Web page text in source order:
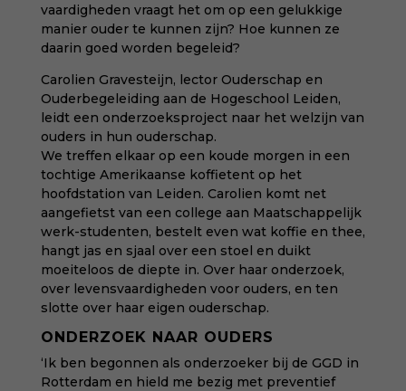
vaardigheden vraagt het om op een gelukkige
manier ouder te kunnen zijn? Hoe kunnen ze
daarin goed worden begeleid?
Carolien Gravesteijn, lector Ouderschap en
Ouderbegeleiding aan de Hogeschool Leiden,
leidt een onderzoeksproject naar het welzijn van
ouders in hun ouderschap.
We treffen elkaar op een koude morgen in een
tochtige Amerikaanse koffietent op het
hoofdstation van Leiden. Carolien komt net
aangefietst van een college aan Maatschappelijk
werk-studenten, bestelt even wat koffie en thee,
hangt jas en sjaal over een stoel en duikt
moeiteloos de diepte in. Over haar onderzoek,
over levensvaardigheden voor ouders, en ten
slotte over haar eigen ouderschap.
ONDERZOEK NAAR OUDERS
‘Ik ben begonnen als onderzoeker bij de GGD in
Rotterdam en hield me bezig met preventief